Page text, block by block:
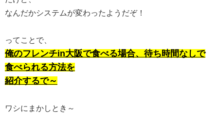
なんだかシステムが変わったようだぞ！
ってことで、
俺のフレンチin大阪で食べる場合、待ち時間なしで
食べられる方法を
紹介するで～
ワシにまかしとき～